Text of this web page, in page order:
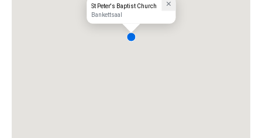
St Peter's Baptist Church
Bankettsaal